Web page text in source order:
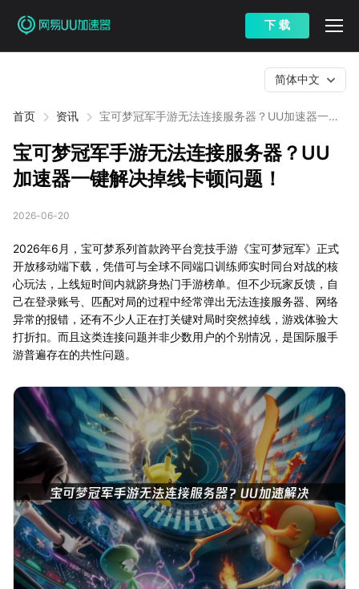
下 载
首页 资讯
宝可梦冠军手游无法连接服务器？UU加速器一键
简体中文
宝可梦冠军手游无法连接服务器？UU
加速器一键解决掉线卡顿问题！
2026-06-20
2026年6月，宝可梦系列首款跨平台竞技手游《宝可梦冠军》正式
开放移动端下载，凭借可与全球不同端口训练师实时同台对战的核
心玩法，上线短时间内就跻身热门手游榜单。但不少玩家反馈，自
己在登录账号、匹配对局的过程中经常弹出无法连接服务器、网络
异常的报错，还有不少人正在打关键对局时突然掉线，游戏体验大
打折扣。而且这类连接问题并非少数用户的个别情况，是国际服手
游普遍存在的共性问题。